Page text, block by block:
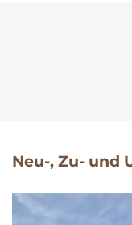
Neu-, Zu- und